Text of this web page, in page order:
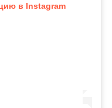
в Instagram